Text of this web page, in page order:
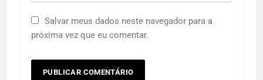
Salvar meus dados neste navegador para a
próxima vez que eu comentar.